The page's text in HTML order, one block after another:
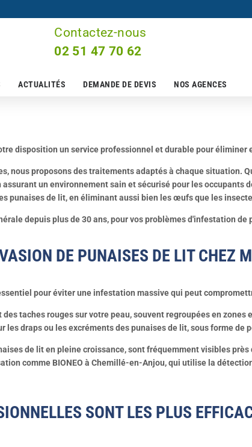
Contactez-nous
02 51 47 70 62
ACTUALITÉS DEMANDE DE DEVIS NOS AGENCES
en Anjou : Expert
disposition un service professionnel et durable pour
nous proposons des traitements adaptés à chaque situation.
un environnement sain et sécurisé pour les occupants
punaises de lit, en éliminant aussi bien les œufs que les
depuis plus de 30 ans, pour vos problèmes d'infestation de
DE PUNAISES DE LIT CHEZ
pour éviter une infestation massive qui peut
taches rouges sur votre peau, souvent regroupées en
les draps ou les excréments des punaises de lit, sous forme de
de lit en pleine croissance, sont fréquemment visibles
comme BIONEO à Chemillé-en-Anjou, qui utilise la
SONT LES PLUS